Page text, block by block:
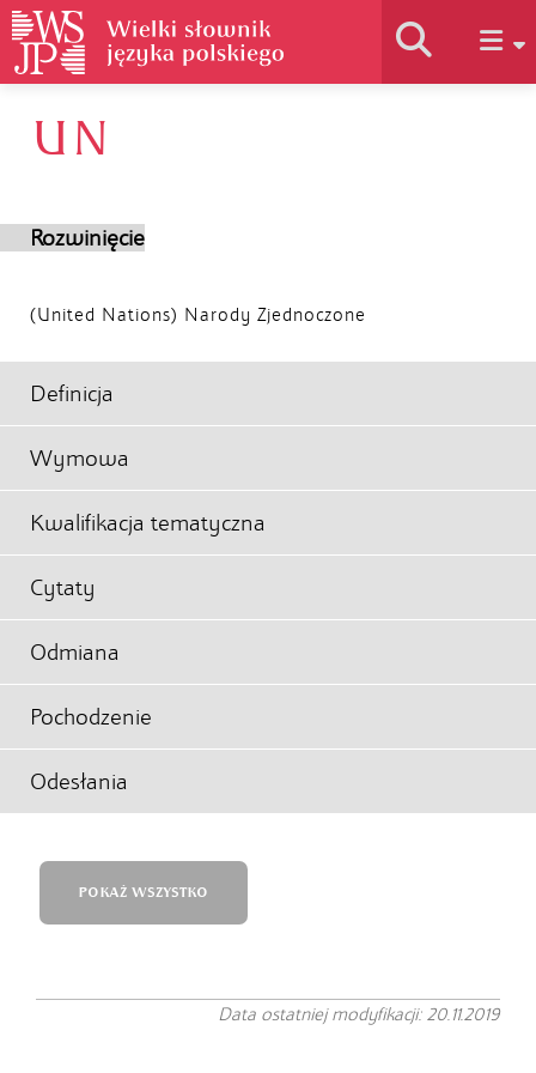
UN
Rozwinięcie
(United Nations) Narody Zjednoczone
Definicja
Wymowa
Kwalifikacja tematyczna
Cytaty
Odmiana
Pochodzenie
Odesłania
POKAŻ WSZYSTKO
Data ostatniej modyfikacji: 20.11.2019